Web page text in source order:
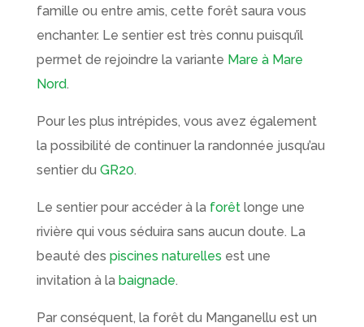
famille ou entre amis, cette forêt saura vous
enchanter. Le sentier est très connu puisqu’il
permet de rejoindre la variante Mare à Mare
Nord.
Pour les plus intrépides, vous avez également
la possibilité de continuer la randonnée jusqu’au
sentier du GR20.
Le sentier pour accéder à la forêtlonge une
rivière qui vous séduira sans aucun doute. La
beauté des piscines naturelles est une
invitation à labaignade.
Par conséquent, la forêt du Manganellu est un